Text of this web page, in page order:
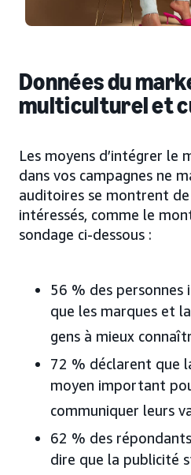
Données du
multiculturel et
Les moyens d’intégrer le
dans vos campagnes ne
auditoires se montrent
intéressés, comme le
sondage ci-dessous :
56 % des
que les marques et
gens à mieux
72 % déclarent que
moyen important
communiquer leurs
62 % des
dire que la publicité